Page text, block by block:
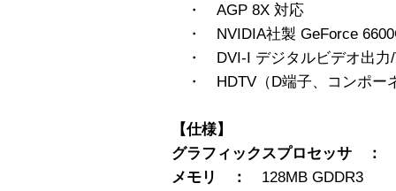
・ AGP 8X 対応
・ NVIDIA社製 GeForce
・ DVI-I デジタルビデオ出力/
・ HDTV（D端子、コンポー
【仕様】
グラフィックスプロセッサ ：
メモリ ： 128MB GDDR3